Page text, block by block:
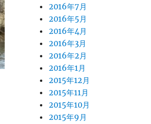
2016年7月
2016年5月
2016年4月
2016年3月
2016年2月
2016年1月
2015年12月
2015年11月
2015年10月
2015年9月